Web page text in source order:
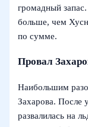
громадный
больше, чем
по сумме.
Провал
Наибольшим
Захарова. После
развалилась на